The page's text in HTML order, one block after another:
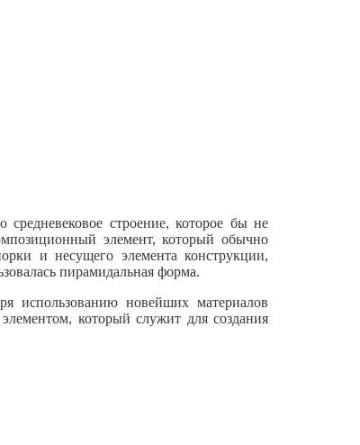
строение, которое бы не
элемент, который обычно
и несущего элемента конструкции,
пирамидальная форма.
использованию новейших материалов
который служит для создания